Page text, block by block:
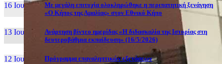
16 Ιουν, 26
Με μεγάλη επιτυχία ολοκληρώθηκε η περιπατητική ξενάγηση
«Ο Κήπος της Αμαλίας» στον Εθνικό Κήπο
13 Ιουν, 26
Ανάρτηση βίντεο ημερίδας «Η διδασκαλία της Ιστορίας στη
δευτεροβάθμια εκπαίδευση» (16/5/2026)
12 Ιουν, 26 Πρόγραμμα επαναληπτικών εξετάσεων